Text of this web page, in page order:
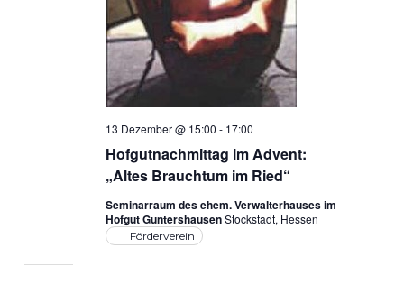
Hofgutnachmittag im Advent:
„Altes Brauchtum im Ried“
13 Dezember @ 15:00 - 17:00
Seminarraum des ehem. Verwalterhauses im
Hofgut GuntershausenStockstadt, Hessen
Förderverein